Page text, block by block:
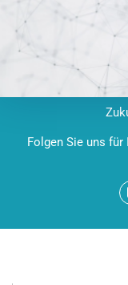
Folgen Sie uns